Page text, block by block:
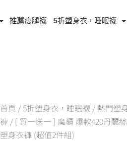
推薦瘦腿襪 5折塑身衣，睡眠襪
首頁 /5折塑身衣，睡眠襪 / 熱門塑
褲 / [ 買一送一 ] 魔櫃 爆款420丹蠶
塑身衣褲 (超值2件組)